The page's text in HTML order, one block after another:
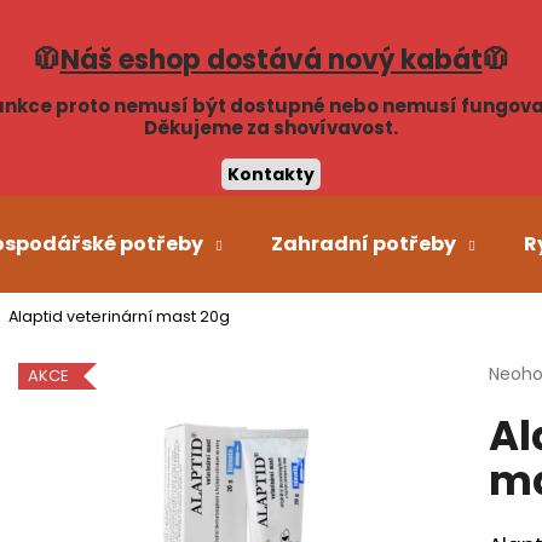
🧥Náš eshop dostává nový kabát🧥
proto nemusí být dostupné nebo nemusí
Děkujeme za shovívavost.
Kontakty
potřeby Zahradní potřeby
Alaptid veterinární mast 20g
je
AKCE
Co potřebujete najít?
Doporučujeme